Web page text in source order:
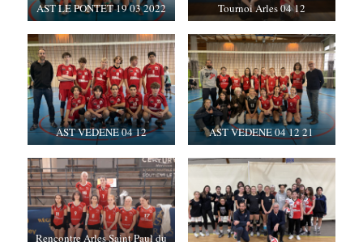
AST LE PONTET 19 03 2022 Tournoi Arles 04 12
AST VEDENE 04 12 AST VEDENE 04 12 21
Rencontre Arles Saint Paul du